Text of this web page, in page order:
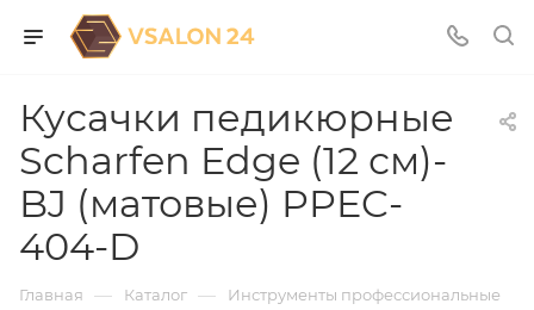
Кусачки педикюрные
Scharfen Edge (12 см)-
BJ (матовые) PPEC-
404-D
Главная — Каталог — Инструменты профессиональные